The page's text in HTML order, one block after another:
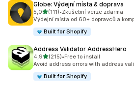
Globe: Výdejní místa & doprava
5,0z 5 hvězd
(111)
Celkový počet recenzí: 111
•Zkušební verze zdarma
Výdejní místa od 60+ dopravců a
Built for Shopify
Address Validator AddressHero
4,9z 5 hvězd
(215)
Celkový počet recenzí: 215
•Free to install
Avoid address errors with address
Built for Shopify